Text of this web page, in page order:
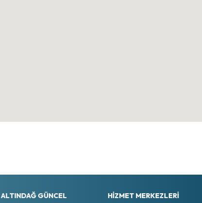
ALTINDAĞ GÜNCEL HIZMET MERKEZLERI